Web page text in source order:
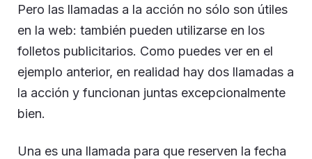
Pero las llamadas a la acción no sólo son útiles
en la web: también pueden utilizarse en los
folletos publicitarios. Como puedes ver en el
ejemplo anterior, en realidad hay dos llamadas a
la acción y funcionan juntas excepcionalmente
bien.
Una es una llamada para que reserven la fecha